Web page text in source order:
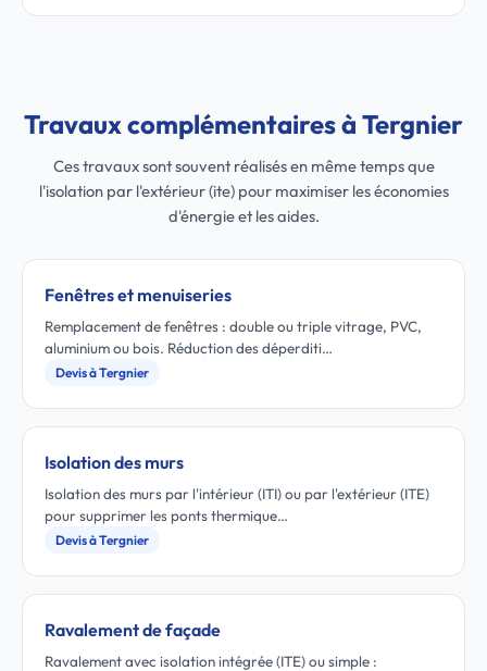
Travaux complémentaires à Tergnier
Ces travaux sont souvent réalisés en même temps que
l'isolation par l'extérieur (ite) pour maximiser les économies
d'énergie et les aides.
Fenêtres et menuiseries
Remplacement de fenêtres : double ou triple vitrage, PVC,
aluminium ou bois. Réduction des déperditi…
Devis à Tergnier
Isolation des murs
Isolation des murs par l'intérieur (ITI) ou par l'extérieur (ITE)
pour supprimer les ponts thermique…
Devis à Tergnier
Ravalement de façade
Ravalement avec isolation intégrée (ITE) ou simple :